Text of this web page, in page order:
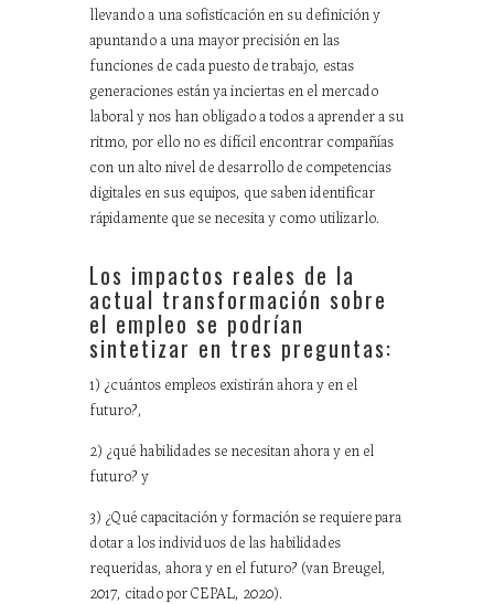
llevando a una sofisticación en su definición y
apuntando a una mayor precisión en las
funciones de cada puesto de trabajo, estas
generaciones están ya inciertas en el mercado
laboral y nos han obligado a todos a aprender a su
ritmo, por ello no es difícil encontrar compañías
con un alto nivel de desarrollo de competencias
digitales en sus equipos, que saben identificar
rápidamente que se necesita y como utilizarlo.
Los impactos reales de la
actual transformación sobre
el empleo se podrían
sintetizar en tres preguntas:
1) ¿cuántos empleos existirán ahora y en el
futuro?,
2) ¿qué habilidades se necesitan ahora y en el
futuro? y
3) ¿Qué capacitación y formación se requiere para
dotar a los individuos de las habilidades
requeridas, ahora y en el futuro? (van Breugel,
2017, citado por CEPAL, 2020).